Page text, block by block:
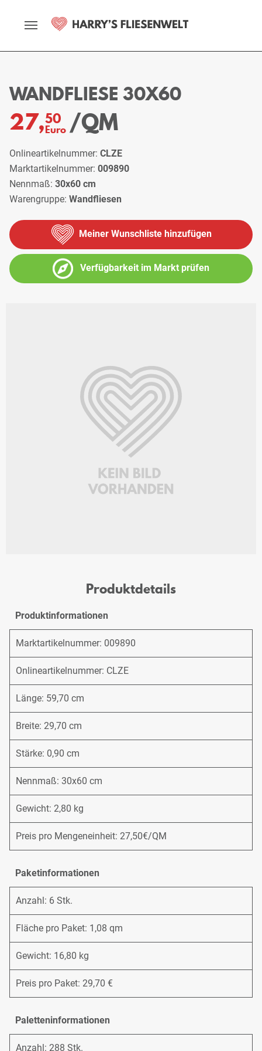
WANDFLIESE 30X60
27,50
Euro /QM
Onlineartikelnummer: CLZE
Marktartikelnummer: 009890
Nennmaß: 30x60 cm
Warengruppe: Wandfliesen
Verfügbarkeit im Markt prüfen
Meiner Wunschliste hinzufügen
Produktdetails
Produktinformationen
Marktartikelnummer: 009890
Onlineartikelnummer: CLZE
Länge: 59,70 cm
Breite: 29,70 cm
Stärke: 0,90 cm
Nennmaß: 30x60 cm
Gewicht: 2,80 kg
Preis pro Mengeneinheit: 27,50€/QM
Paketinformationen
Anzahl: 6 Stk.
Fläche pro Paket: 1,08 qm
Gewicht: 16,80 kg
Preis pro Paket: 29,70 €
Paletteninformationen
Anzahl: 288 Stk.